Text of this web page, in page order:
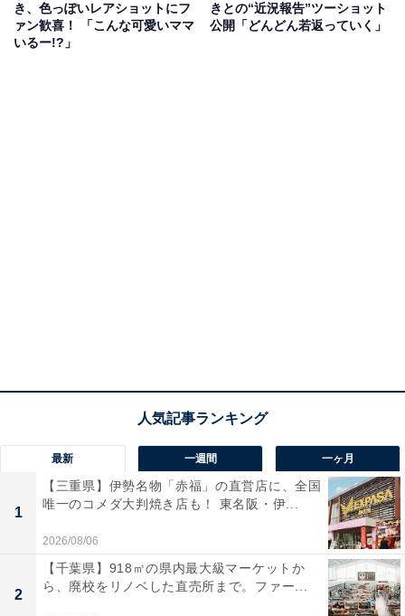
き、色っぽいレアショットにフ
ァン歓喜！ 「こんな可愛いママ
いるー!?」
きとの“近況報告”ツーショット
公開「どんどん若返っていく」
最新 一週間 一ヶ月
1
【三重県】伊勢名物「赤福」の直営店に、全国
唯一のコメダ大判焼き店も！ 東名阪・伊...
2026/08/06
2
【千葉県】918㎡の県内最大級マーケットか
ら、廃校をリノベした直売所まで。ファー...